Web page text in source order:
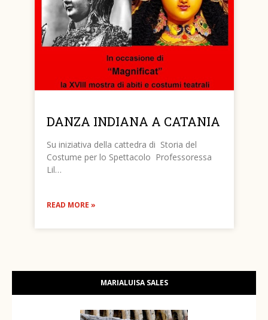
DANZA INDIANA A CATANIA
Su iniziativa della cattedra di Storia del
Costume per lo Spettacolo Professoressa
Lil…
READ MORE »
MARIALUISA SALES